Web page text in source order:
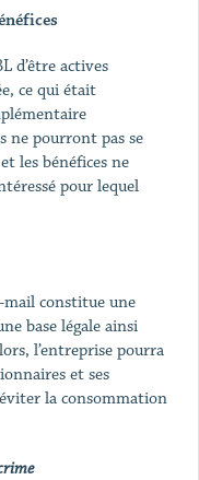
d’être actives
ce qui était
ne pourront pas se
les bénéfices ne
pour lequel
mail constitue une
base légale ainsi
l’entreprise pourra
et ses
la consommation